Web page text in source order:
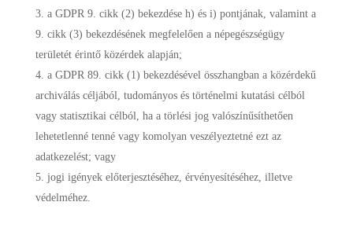
a GDPR 9. cikk (2) bekezdése h) és i) pontjának, valamint a
9. cikk (3) bekezdésének megfelelően a népegészségügy
területét érintő közérdek alapján;
a GDPR 89. cikk (1) bekezdésével összhangban a közérdekű
archiválás céljából, tudományos és történelmi kutatási célból
vagy statisztikai célból, ha a törlési jog valószínűsíthetően
lehetetlenné tenné vagy komolyan veszélyeztetné ezt az
adatkezelést; vagy
jogi igények előterjesztéséhez, érvényesítéséhez, illetve
védelméhez.